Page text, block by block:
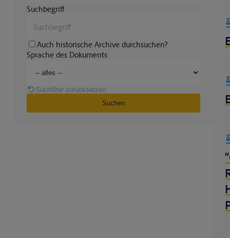
Suchbegriff
Auch historische Archive durchsuchen?
Sprache des Dokuments
Suchfilter zurücksetzen
Suchen